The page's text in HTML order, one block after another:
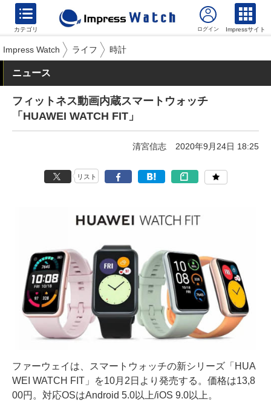
カテゴリ Impressサイト
Impress Watch ライフ 時計
ニュース
フィットネス動画内蔵スマートウォッチ
「HUAWEI WATCH FIT」
清宮信志 2020年9月24日 18:25
リスト
ファーウェイは、スマートウォッチの新シリーズ「HUA
WEI WATCH FIT」を10月2日より発売する。価格は13,8
00円。対応OSはAndroid 5.0以上/iOS 9.0以上。